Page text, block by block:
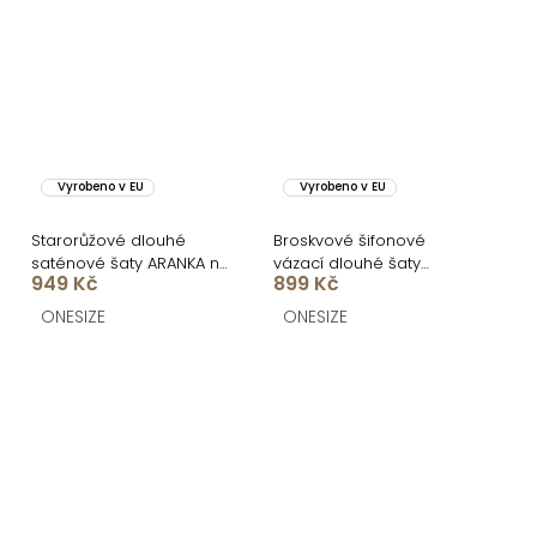
Vyrobeno v EU
Starorůžové dlouhé
saténové šaty ARANKA na
ramínka
949 Kč
ONESIZE
Vyrobeno v EU
Broskvové šifonové
vázací dlouhé šaty
VIONELA
899 Kč
ONESIZE